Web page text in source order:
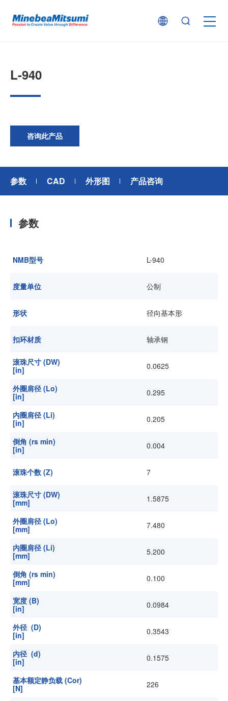
新闻
企业信息
加入我们
L-940
咨询此产品
参数 CAD 外形图 产品咨询
参数
NMB型号 L-940
度量单位 公制
形状 径向基本形
扣环材质 轴承钢
滚珠尺寸 (DW)
[in]
0.0625
外圈肩径 (Lo)
[in]
0.295
内圈肩径 (Li)
[in]
0.205
倒角 (rs min)
[in]
0.004
滚珠个数 (Z) 7
滚珠尺寸 (DW)
[mm]
1.5875
外圈肩径 (Lo)
[mm]
7.480
内圈肩径 (Li)
[mm]
5.200
倒角 (rs min)
[mm]
0.100
宽度 (B)
[in]
0.0984
外径 (D)
[in]
0.3543
内径 (d)
[in]
0.1575
基本额定静负载 (Cor)
[N]
226